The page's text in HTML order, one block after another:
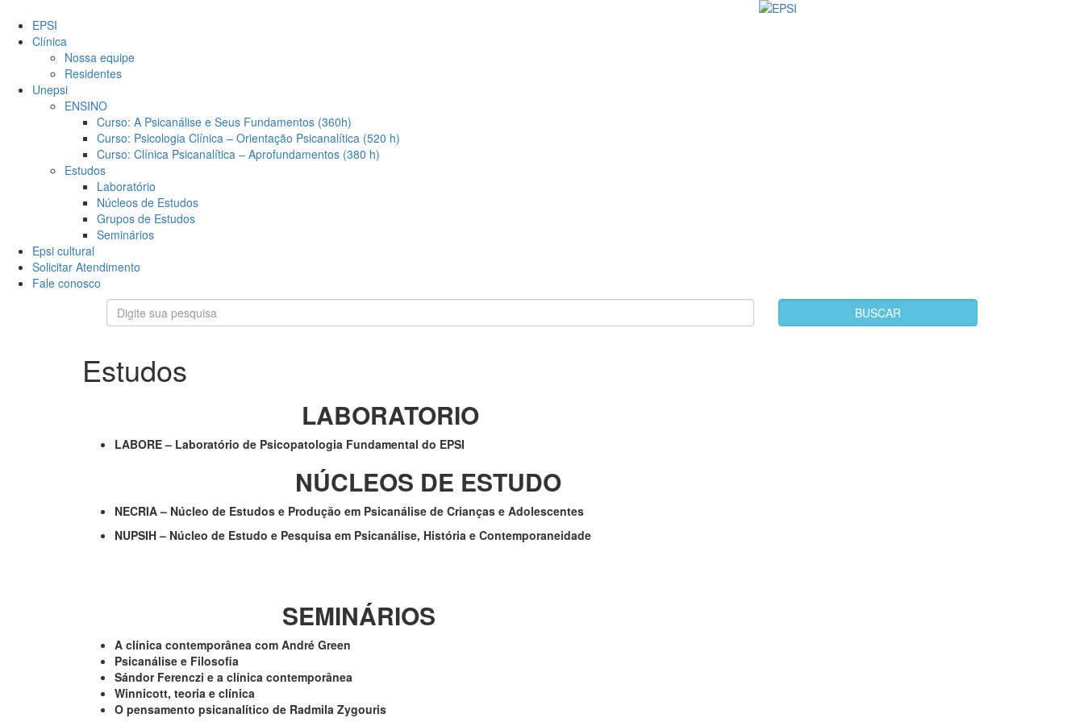
EPSI
Clínica
Nossa equipe
Residentes
Unepsi
ENSINO
Curso: A Psicanálise e Seus Fundamentos (360h)
Curso: Psicologia Clínica – Orientação Psicanalítica (520 h)
Curso: Clínica Psicanalítica – Aprofundamentos (380 h)
Estudos
Laboratório
Núcleos de Estudos
Grupos de Estudos
Seminários
Epsi cultural
Solicitar Atendimento
Fale conosco
Estudos
LABORATORIO
LABORE – Laboratório de Psicopatologia Fundamental do EPSI
NÚCLEOS DE ESTUDO
NECRIA – Núcleo de Estudos e Produção em Psicanálise de Crianças e Adolescentes
NUPSIH – Núcleo de Estudo e Pesquisa em Psicanálise, História e Contemporaneidade
SEMINÁRIOS
A clínica contemporânea com André Green
Psicanálise e Filosofia
Sándor Ferenczi e a clínica contemporânea
Winnicott, teoria e clínica
O pensamento psicanalítico de Radmila Zygouris